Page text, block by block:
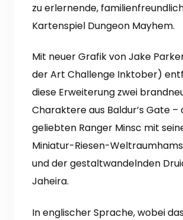
zu erlernende,
Kartenspiel Dungeon Mayhem.
Mit neuer Grafik von Jake
der Art Challenge Inktober)
diese Erweiterung zwei
Charaktere aus Baldur’s Gate –
geliebten Ranger Minsc mit
Miniatur-Riesen-
und der gestaltwandelnden
Jaheira.
In englischer Sprache, wobei